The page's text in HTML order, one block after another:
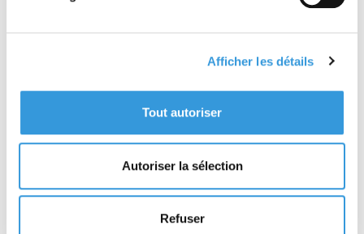
Afficher les détails
Tout autoriser
Autoriser la sélection
Refuser
des moyens de détection, d’extinction ou un
- des extincteurs et robinets d’incendie armés ;
- des bouches et poteaux d’incendie ;
- des systèmes d’extinction automatique (à eau,
à gaz, à mousse) ;
matériels de détection ou des moyens d’alarme ;
- des plans et consignes, des panneaux de
Afin de guider directement le lecteur vers la
réglementation qui le concerne, l’ouvrage est